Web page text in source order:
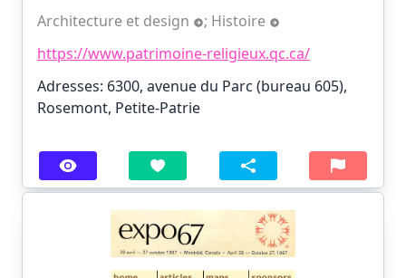
Architecture et design
; Histoire
https://www.patrimoine-religieux.qc.ca/
Adresses: 6300, avenue du Parc (bureau 605),
Rosemont, Petite-Patrie